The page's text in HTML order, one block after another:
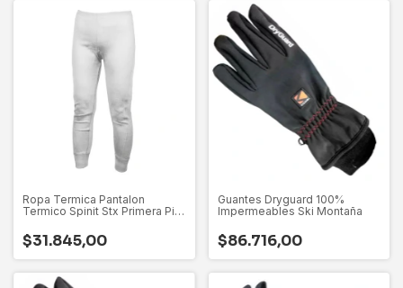
Ropa Termica Pantalon
Termico Spinit Stx Primera Piel
$31.845,00
Guantes Dryguard 100%
Impermeables Ski Montaña
$86.716,00